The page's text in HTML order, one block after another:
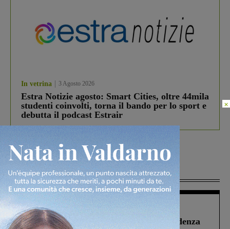
In vetrina 3 Agosto 2026
Estra Notizie agosto: Smart Cities, oltre 44mila
studenti coinvolti, torna il bando per lo sport e
debutta il podcast Estrair
Più lette
Figline Incisa Valdarno 1 Agosto 2026
Piscina di Figline finanziata oltre la scadenza
×